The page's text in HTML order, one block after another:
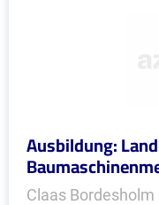
Ausbildung:
Claas